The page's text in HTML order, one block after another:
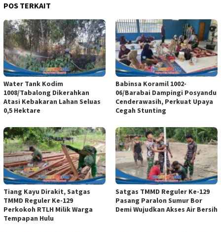
POS TERKAIT
Water Tank Kodim
1008/Tabalong Dikerahkan
Atasi Kebakaran Lahan Seluas
0,5 Hektare
Babinsa Koramil 1002-
06/Barabai Dampingi Posyandu
Cenderawasih, Perkuat Upaya
Cegah Stunting
Tiang Kayu Dirakit, Satgas
TMMD Reguler Ke-129
Perkokoh RTLH Milik Warga
Tempapan Hulu
Satgas TMMD Reguler Ke-129
Pasang Paralon Sumur Bor
Demi Wujudkan Akses Air Bersih